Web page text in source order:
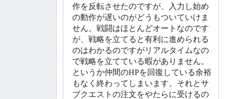
作を反転させたのですが、入力し始め
の動作が遅いのがどうもついていけま
せん。戦闘はほとんどオートなのです
が、戦略を立てると有利に進められる
のはわかるのですがリアルタイムなの
で戦略を立てている暇がありません。
というか仲間のHPを回復している余裕
もなく終わってしまいます。それとサ
ブクエストの注文をやたらに受けるの